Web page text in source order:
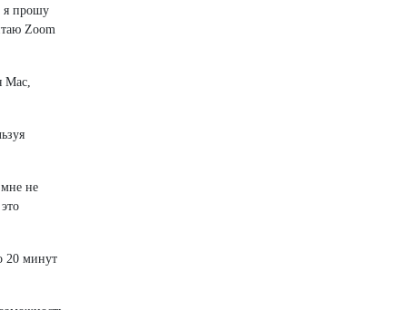
я прошу
Zoom
не
20 минут